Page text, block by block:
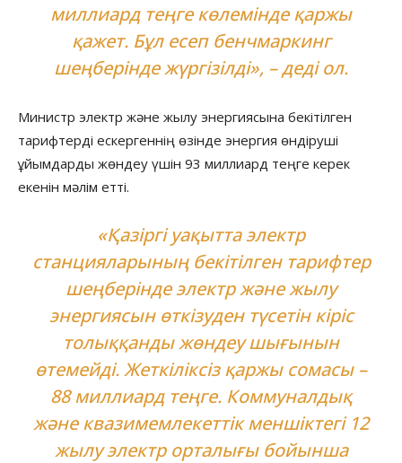
миллиард теңге көлемінде қаржы
қажет. Бұл есеп бенчмаркинг
шеңберінде жүргізілді», – деді ол.
Министр электр және жылу энергиясына бекітілген
тарифтерді ескергеннің өзінде энергия өндіруші
ұйымдарды жөндеу үшін 93 миллиард теңге керек
екенін мәлім етті.
«Қазіргі уақытта электр
станцияларының бекітілген тарифтер
шеңберінде электр және жылу
энергиясын өткізуден түсетін кіріс
толыққанды жөндеу шығынын
өтемейді. Жеткіліксіз қаржы сомасы –
88 миллиард теңге. Коммуналдық
және квазимемлекеттік меншіктегі 12
жылу электр орталығы бойынша